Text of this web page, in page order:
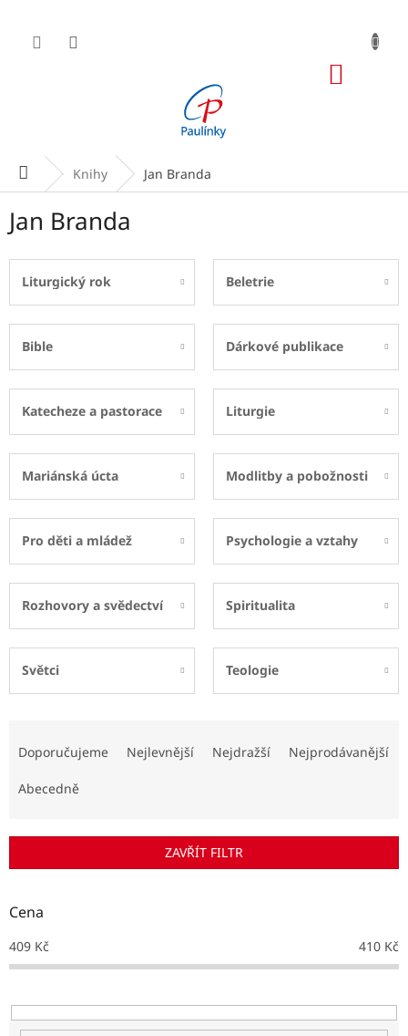
obsah
Domů Knihy Jan Branda
Jan Branda
Liturgický rok Beletrie
Bible Dárkové publikace
Katecheze a pastorace Liturgie
Mariánská úcta Modlitby a pobožnosti
Pro děti a mládež Psychologie a vztahy
Rozhovory a svědectví Spiritualita
Světci Teologie
r
d
k
t
Doporučujeme Nejlevnější Nejdražší Nejprodávanější
Abecedně
ZAVŘÍT FILTR
Cena
409 Kč 410 Kč